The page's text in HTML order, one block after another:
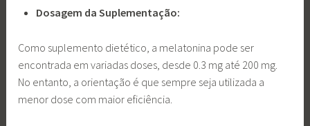
Dosagem da Suplementação:
Como suplemento dietético, a melatonina pode ser
encontrada em variadas doses, desde 0.3 mg até 200 mg.
No entanto, a orientação é que sempre seja utilizada a
menor dose com maior eficiência.